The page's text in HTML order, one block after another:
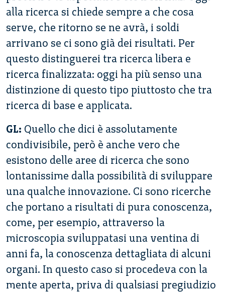
alla ricerca si chiede sempre a che cosa
serve, che ritorno se ne avrà, i soldi
arrivano se ci sono già dei risultati. Per
questo distinguerei tra ricerca libera e
ricerca finalizzata: oggi ha più senso una
distinzione di questo tipo piuttosto che tra
ricerca di base e applicata.
GL: Quello che dici è assolutamente
condivisibile, però è anche vero che
esistono delle aree di ricerca che sono
lontanissime dalla possibilità di sviluppare
una qualche innovazione. Ci sono ricerche
che portano a risultati di pura conoscenza,
come, per esempio, attraverso la
microscopia sviluppatasi una ventina di
anni fa, la conoscenza dettagliata di alcuni
organi. In questo caso si procedeva con la
mente aperta, priva di qualsiasi pregiudizio